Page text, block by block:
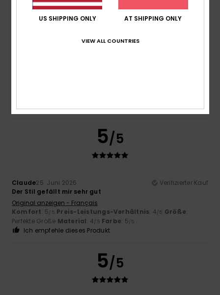
4 /5
5/5
Claude25. Juni 2026
Verifizierter Kauf
Der Stil gefällt mir sehr gut
Original anzeigen - Français
Komfort: 5/5 Preis-Leistungs-Verhältnis: 4/5 Größe:
Perfekte Größe Material: 4/5 Farbe: 5/5
Ich empfehle dieses Produkt
5/5
US SHIPPING ONLY AT SHIPPING ONLY
VIEW ALL COUNTRIES